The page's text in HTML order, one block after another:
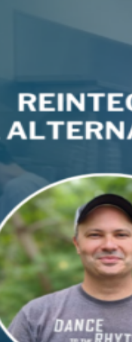
pronto
pronto